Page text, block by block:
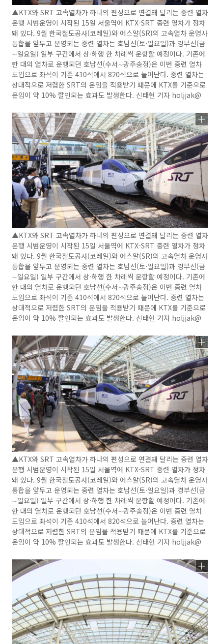
▲KTX와 SRT 고속열차가 하나의 편성으로 연결돼 달리는 중련 열차
운행 시범운영이 시작된 15일 서울역에 KTX-SRT 중련 열차가 정차
돼 있다. 9월 한국철도공사(코레일)와 에스알(SR)의 고속열차 운영사
통합을 앞두고 운영되는 중련 열차는 호남선(토·일요일)과 경부선(금
∼일요일) 일부 구간에서 상·하행 한 차례씩 운항할 예정이다. 기존에
한 대의 열차로 운행되던 호남선(수서∼광주송정)은 이번 중련 열차
도입으로 좌석이 기존 410석에서 820석으로 늘어난다. 중련 열차는
상대적으로 저렴한 SRT의 운임을 적용받기 때문에 KTX를 기준으로
운임이 약 10% 할인되는 효과도 발생한다. 신태현 기자 holjjak@
▲KTX와 SRT 고속열차가 하나의 편성으로 연결돼 달리는 중련 열차
운행 시범운영이 시작된 15일 서울역에 KTX-SRT 중련 열차가 정차
돼 있다. 9월 한국철도공사(코레일)와 에스알(SR)의 고속열차 운영사
통합을 앞두고 운영되는 중련 열차는 호남선(토·일요일)과 경부선(금
∼일요일) 일부 구간에서 상·하행 한 차례씩 운항할 예정이다. 기존에
한 대의 열차로 운행되던 호남선(수서∼광주송정)은 이번 중련 열차
도입으로 좌석이 기존 410석에서 820석으로 늘어난다. 중련 열차는
상대적으로 저렴한 SRT의 운임을 적용받기 때문에 KTX를 기준으로
운임이 약 10% 할인되는 효과도 발생한다. 신태현 기자 holjjak@
▲KTX와 SRT 고속열차가 하나의 편성으로 연결돼 달리는 중련 열차
운행 시범운영이 시작된 15일 서울역에 KTX-SRT 중련 열차가 정차
돼 있다. 9월 한국철도공사(코레일)와 에스알(SR)의 고속열차 운영사
통합을 앞두고 운영되는 중련 열차는 호남선(토·일요일)과 경부선(금
∼일요일) 일부 구간에서 상·하행 한 차례씩 운항할 예정이다. 기존에
한 대의 열차로 운행되던 호남선(수서∼광주송정)은 이번 중련 열차
도입으로 좌석이 기존 410석에서 820석으로 늘어난다. 중련 열차는
상대적으로 저렴한 SRT의 운임을 적용받기 때문에 KTX를 기준으로
운임이 약 10% 할인되는 효과도 발생한다. 신태현 기자 holjjak@